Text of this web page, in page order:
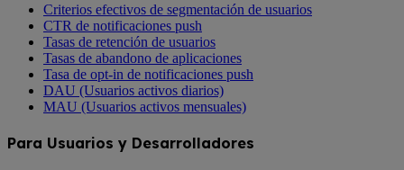
Criterios efectivos de segmentación de usuarios
CTR de notificaciones push
Tasas de retención de usuarios
Tasas de abandono de aplicaciones
Tasa de opt-in de notificaciones push
DAU (Usuarios activos diarios)
MAU (Usuarios activos mensuales)
Para Usuarios y Desarrolladores